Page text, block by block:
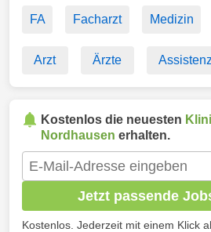
FA Facharzt Medizin
Arzt Ärzte
Kostenlos die neuesten
Nordhausen erhalten.
Jetzt passende
Kostenlos. Jederzeit mit einem Klick